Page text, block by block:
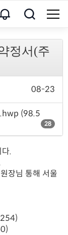
정서(주
08-23
(98.5
28
.
장님 통해 서울